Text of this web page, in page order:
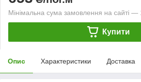
Мінімальна сума замовлення на сайті —
Купити
Опис Характеристики Доставка